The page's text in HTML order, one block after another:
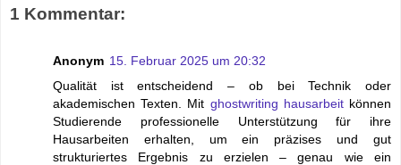
1 Kommentar:
Anonym 15. Februar 2025 um 20:32
Qualität ist entscheidend – ob bei Technik oder
akademischen Texten. Mit ghostwriting hausarbeitkönnen
Studierende professionelle Unterstützung für ihre
Hausarbeiten erhalten, um ein präzises und gut
strukturiertes Ergebnis zu erzielen – genau wie ein